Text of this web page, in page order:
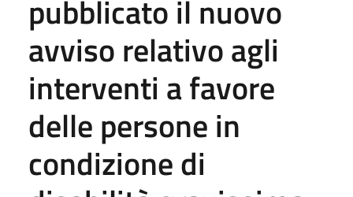
pubblicato il nuovo
avviso relativo agli
interventi a favore
delle persone in
condizione di